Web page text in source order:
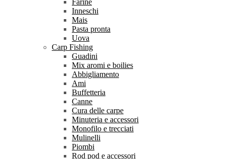
Farine
Inneschi
Mais
Pasta pronta
Uova
Carp Fishing
Guadini
Mix aromi e boilies
Abbigliamento
Ami
Buffetteria
Canne
Cura delle carpe
Minuteria e accessori
Monofilo e trecciati
Mulinelli
Piombi
Rod pod e accessori